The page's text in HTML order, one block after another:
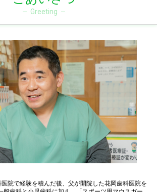
Greeting
院で経験を積んだ後、父が開院した花岡歯科医院を